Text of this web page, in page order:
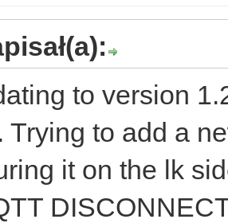
to version
Trying to add a
it on the lk